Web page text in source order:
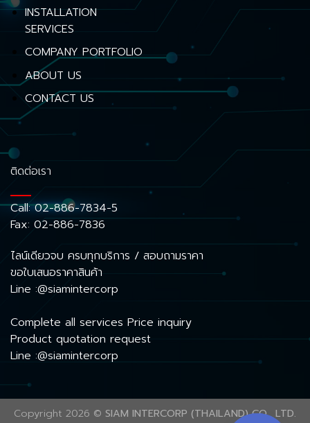
INSTALLATION
SERVICES
COMPANY PORTFOLIO
ABOUT US
CONTACT US
ติดต่อเรา
Call:02-886-7834-5
Fax: 02-886-7836
ไลน์เดียวจบ ครบทุกบริการ / สอบถามราคา
ขอใบเสนอราคาสินค้า
Line :@siamintercorp
Complete all services Price inquiry
Product quotation request
Line :@siamintercorp
Copyright 2026 © SIAM INTERCORP (THAILAND) CO., LTD.